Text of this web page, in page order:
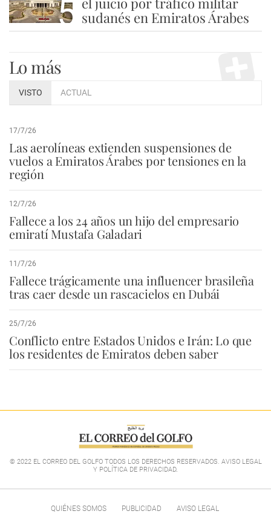
5 sudanés en Emiratos Árabes
Lo más
VISTO ACTUAL
17/7/26
Las aerolíneas extienden suspensiones de
vuelos a Emiratos Árabes por tensiones en la
región
12/7/26
Fallece a los 24 años un hijo del empresario
emiratí Mustafa Galadari
11/7/26
Fallece trágicamente una influencer brasileña
tras caer desde un rascacielos en Dubái
25/7/26
Conflicto entre Estados Unidos e Irán: Lo que
los residentes de Emiratos deben saber
© 2022 EL CORREO DEL GOLFO TODOS LOS DERECHOS RESERVADOS. AVISO LEGAL
Y POLÍTICA DE PRIVACIDAD.
QUIÉNES SOMOS PUBLICIDAD AVISO LEGAL